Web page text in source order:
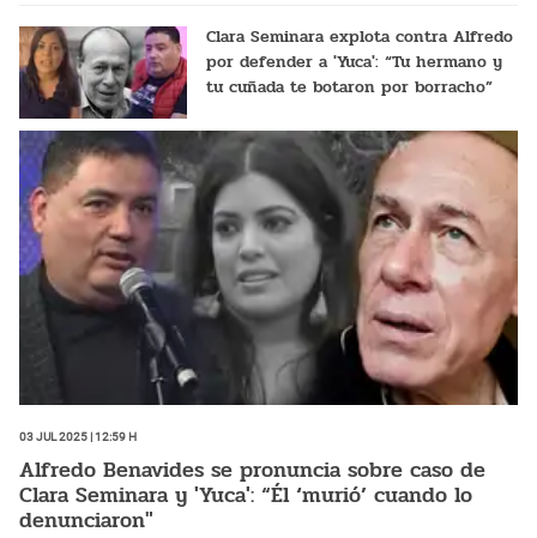
Clara Seminara explota contra Alfredo
por defender a 'Yuca': “Tu hermano y
tu cuñada te botaron por borracho”
03 Jul 2025 | 12:59 h
Alfredo Benavides se pronuncia sobre caso de
Clara Seminara y 'Yuca': “Él ‘murió’ cuando lo
denunciaron"